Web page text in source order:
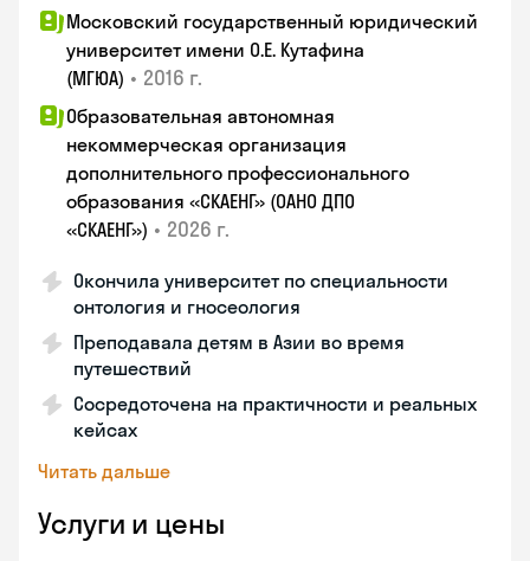
Московский государственный юридический
университет имени О.Е. Кутафина
(МГЮА) • 2016 г.
Образовательная автономная
некоммерческая организация
дополнительного профессионального
образования «СКАЕНГ» (ОАНО ДПО
«СКАЕНГ») • 2026 г.
Окончила университет по специальности
онтология и гносеология
Преподавала детям в Азии во время
путешествий
Сосредоточена на практичности и реальных
кейсах
Читать дальше
Услуги и цены